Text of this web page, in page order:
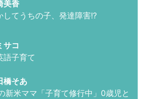
美香
してうちの子、発達障害!?
サコ
語子育て
橋そあ
新米ママ「子育て修行中」0歳児と